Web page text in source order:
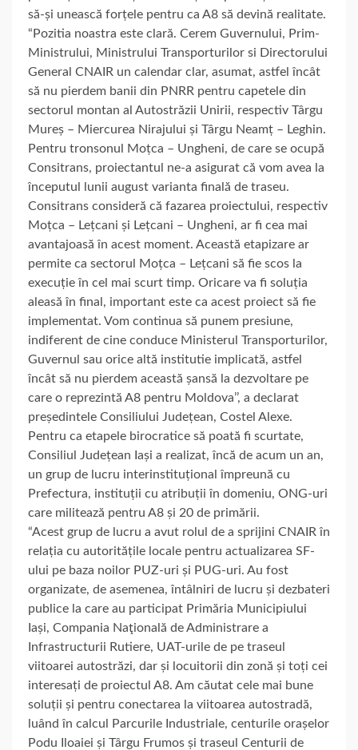
să-și unească forțele pentru ca A8 să devină realitate.
“Pozitia noastra este clară. Cerem Guvernului, Prim-
Ministrului, Ministrului Transporturilor si Directorului
General CNAIR un calendar clar, asumat, astfel încât
să nu pierdem banii din PNRR pentru capetele din
sectorul montan al Autostrăzii Unirii, respectiv Târgu
Mureș – Miercurea Nirajului și Târgu Neamț – Leghin.
Pentru tronsonul Moțca – Ungheni, de care se ocupă
Consitrans, proiectantul ne-a asigurat că vom avea la
începutul lunii august varianta finală de traseu.
Consitrans consideră că fazarea proiectului, respectiv
Moțca – Lețcani și Lețcani – Ungheni, ar fi cea mai
avantajoasă în acest moment. Această etapizare ar
permite ca sectorul Moțca – Lețcani să fie scos la
execuție în cel mai scurt timp. Oricare va fi soluția
aleasă în final, important este ca acest proiect să fie
implementat. Vom continua să punem presiune,
indiferent de cine conduce Ministerul Transporturilor,
Guvernul sau orice altă institutie implicată, astfel
încât să nu pierdem această șansă la dezvoltare pe
care o reprezintă A8 pentru Moldova’’, a declarat
președintele Consiliului Județean, Costel Alexe.
Pentru ca etapele birocratice să poată fi scurtate,
Consiliul Județean Iași a realizat, încă de acum un an,
un grup de lucru interinstituțional împreună cu
Prefectura, instituții cu atribuții în domeniu, ONG-uri
care militează pentru A8 și 20 de primării.
“Acest grup de lucru a avut rolul de a sprijini CNAIR în
relația cu autoritățile locale pentru actualizarea SF-
ului pe baza noilor PUZ-uri și PUG-uri. Au fost
organizate, de asemenea, întâlniri de lucru și dezbateri
publice la care au participat Primăria Municipiului
Iași, Compania Naţională de Administrare a
Infrastructurii Rutiere, UAT-urile de pe traseul
viitoarei autostrăzi, dar și locuitorii din zonă și toți cei
interesați de proiectul A8. Am căutat cele mai bune
soluții și pentru conectarea la viitoarea autostradă,
luând în calcul Parcurile Industriale, centurile orașelor
Podu Iloaiei și Târgu Frumos și traseul Centurii de